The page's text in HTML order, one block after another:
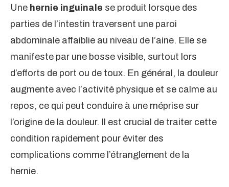
Une hernie inguinale se produit lorsque des
parties de l’intestin traversent une paroi
abdominale affaiblie au niveau de l’aine. Elle se
manifeste par une bosse visible, surtout lors
d’efforts de port ou de toux. En général, la douleur
augmente avec l’activité physique et se calme au
repos, ce qui peut conduire à une méprise sur
l’origine de la douleur. Il est crucial de traiter cette
condition rapidement pour éviter des
complications comme l’étranglement de la
hernie.